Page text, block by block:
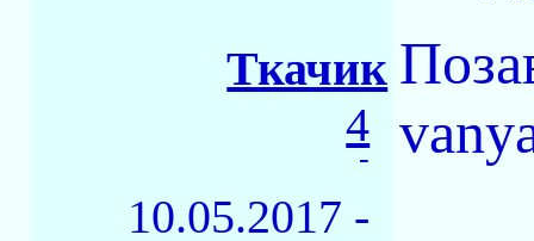
Ткачик
4
-
10.05.2017 -